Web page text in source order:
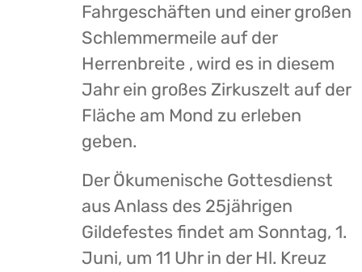
Fahrgeschäften und einer großen
Schlemmermeile auf der
Herrenbreite , wird es in diesem
Jahr ein großes Zirkuszelt auf der
Fläche am Mond zu erleben
geben.
Der Ökumenische Gottesdienst
aus Anlass des 25jährigen
Gildefestes findet am Sonntag, 1.
Juni, um 11 Uhr in der Hl. Kreuz